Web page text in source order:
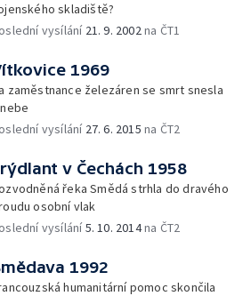
skladiště?
vysílání 21. 9. 2002na ČT1
1969
zaměstnance železáren se smrt snesla
vysílání 27. 6. 2015 na ČT2
v Čechách 1958
řeka Smědá strhla do dravého
osobní vlak
vysílání5. 10. 2014na ČT2
1992
humanitární pomoc skončila